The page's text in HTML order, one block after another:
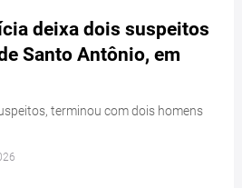
deixa dois suspeitos
Santo Antônio, em
terminou com dois homens